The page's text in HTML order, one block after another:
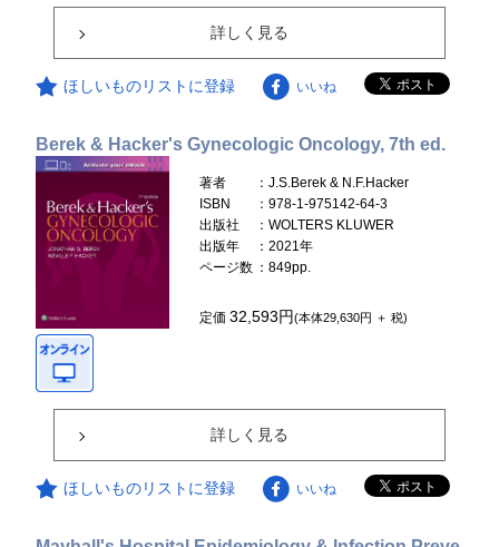
詳しく見る
ほしいものリストに登録 いいね
Berek & Hacker's Gynecologic Oncology, 7th ed.
著者
：J.S.Berek & N.F.Hacker
ISBN
：978-1-975142-64-3
出版社
：WOLTERS KLUWER
出版年
：2021年
ページ数 ：849pp.
定価32,593円(本体29,630円 ＋ 税)
詳しく見る
ほしいものリストに登録 いいね